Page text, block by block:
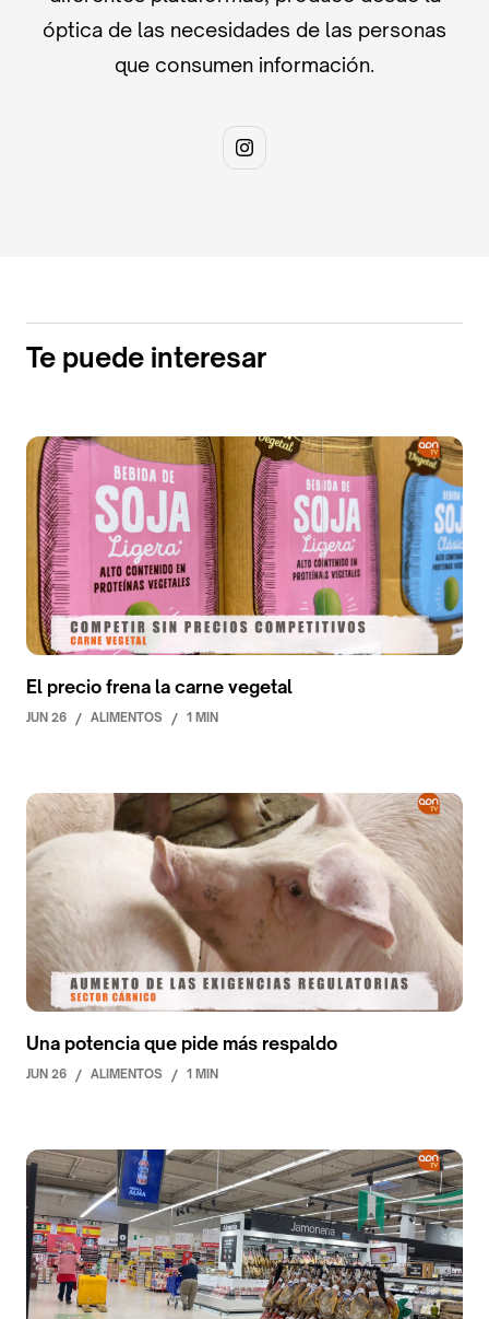
óptica de las necesidades de las personas
que consumen información.
Te puede interesar
El precio frena la carne vegetal
JUN 26 / ALIMENTOS / 1 MIN
Una potencia que pide más respaldo
JUN 26 / ALIMENTOS / 1 MIN